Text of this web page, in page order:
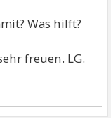
Was hilft?
freuen. LG.